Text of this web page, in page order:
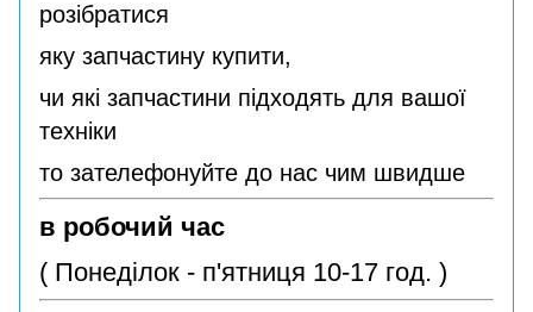
розібратися
яку запчастину купити,
чи які запчастини підходять для вашої
техніки
то зателефонуйте до нас чим швидше
в робочий час
( Понеділок - п'ятниця 10-17 год. )